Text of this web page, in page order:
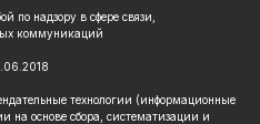
по надзору в сфере связи,
коммуникаций
технологии (информационные
на основе сбора, систематизации и